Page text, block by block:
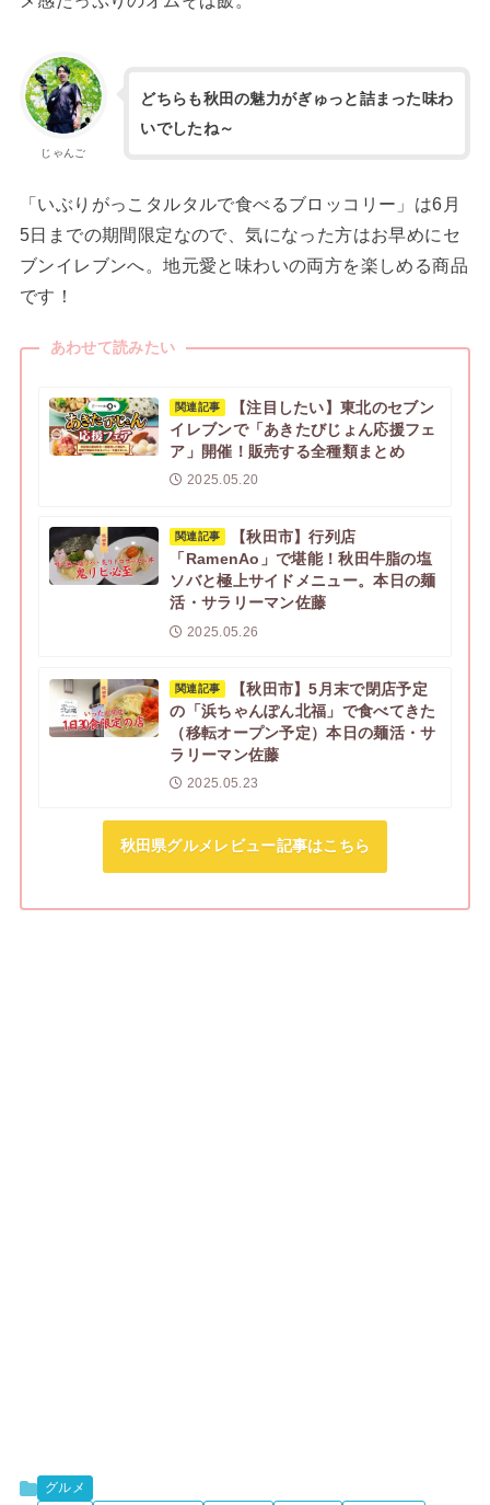
じゃんご
どちらも秋田の魅力がぎゅっと詰まった味わ
いでしたね～
「いぶりがっこタルタルで食べるブロッコリー」は6月
5日までの期間限定なので、気になった方はお早めにセ
ブンイレブンへ。地元愛と味わいの両方を楽しめる商品
です！
あわせて読みたい
関連記事
【注目したい】東北のセブン
イレブンで「あきたびじょん応援フェ
ア」開催！販売する全種類まとめ
2025.05.20
関連記事
【秋田市】行列店
「RamenAo」で堪能！秋田牛脂の塩
ソバと極上サイドメニュー。本日の麺
活・サラリーマン佐藤
2025.05.26
関連記事
【秋田市】5月末で閉店予定
の「浜ちゃんぽん北福」で食べてきた
（移転オープン予定）本日の麺活・サ
ラリーマン佐藤
2025.05.23
秋田県グルメレビュー記事はこちら
グルメ